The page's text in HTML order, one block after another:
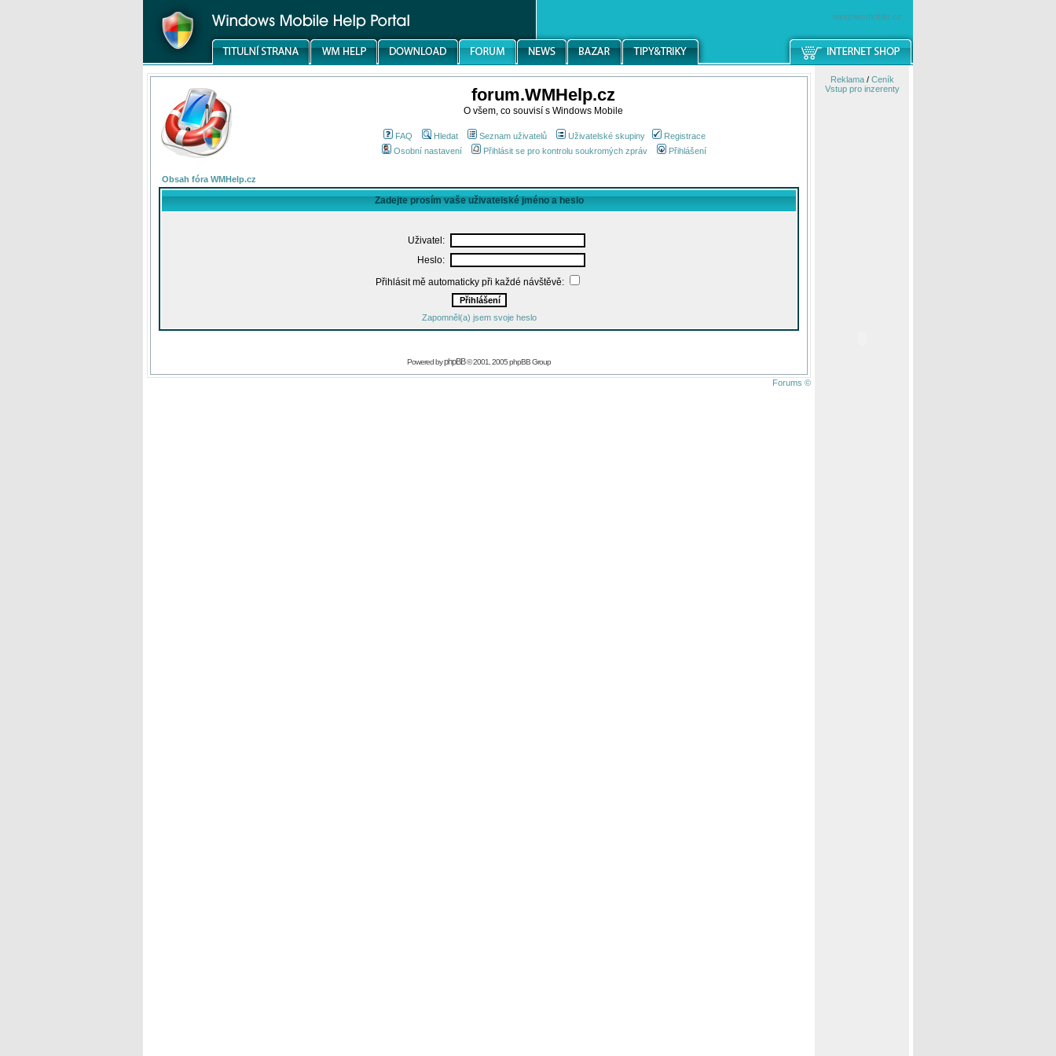
windowsmobile.cz
forum.WMHelp.cz
O všem, co souvisí s Windows Mobile
FAQ Hledat Seznam uživatelů Uživatelské skupiny
Registrace
Osobní nastavení
Přihlásit se pro kontrolu soukromých zpráv Přihlášení
Obsah fóra WMHelp.cz
Zadejte prosím vaše uživatelské jméno a heslo
Uživatel:
Heslo:
Přihlásit mě automaticky při každé návštěvě:
Zapomněl(a) jsem svoje heslo
Powered byphpBB© 2001, 2005 phpBB Group
Forums ©
Reklama/ Ceník
Vstup pro inzerenty